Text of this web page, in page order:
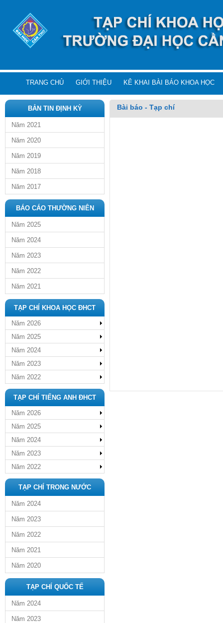
TRANG CHỦ GIỚI THIỆU KÊ KHAI BÀI BÁO KHOA HỌC
BẢN TIN ĐỊNH KỲ
Năm 2021
Năm 2020
Năm 2019
Năm 2018
Năm 2017
BÁO CÁO THƯỜNG NIÊN
Năm 2025
Năm 2024
Năm 2023
Năm 2022
Năm 2021
TẠP CHÍ KHOA HỌC ĐHCT
Năm 2026
Năm 2025
Năm 2024
Năm 2023
Năm 2022
TẠP CHÍ TIẾNG ANH ĐHCT
Năm 2026
Năm 2025
Năm 2024
Năm 2023
Năm 2022
TẠP CHÍ TRONG NƯỚC
Năm 2024
Năm 2023
Năm 2022
Năm 2021
Năm 2020
TẠP CHÍ QUỐC TẾ
Năm 2024
Năm 2023
Bài báo - Tạp chí